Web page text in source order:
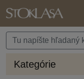
Kategórie